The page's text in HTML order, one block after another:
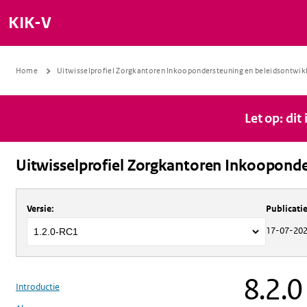
KIK-V
Home Uitwisselprofiel Zorgkantoren Inkoopondersteuning en
Let op: dit
Uitwisselprofiel Zorgkantoren
Over Uitwisselprofiel Zorgkantoren
Versie:
17-07-
Introductie